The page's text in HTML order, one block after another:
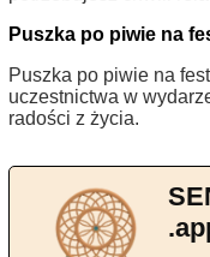
Puszka po piwie na
Puszka po piwie na
uczestnictwa w
radości z życia.